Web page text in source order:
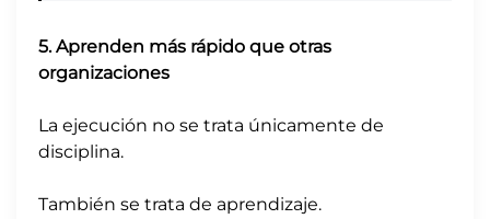
5. Aprenden más rápido que otras
organizaciones
La ejecución no se trata únicamente de
disciplina.
También se trata de aprendizaje.